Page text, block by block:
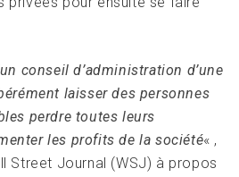
conseil d’administration d’une
laisser des personnes
perdre toutes leurs
les profits de la société« ,
Street Journal (WSJ) à propos